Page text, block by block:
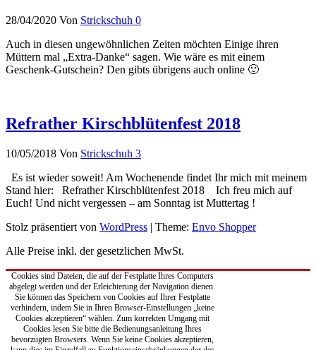
28/04/2020 Von Strickschuh 0
Auch in diesen ungewöhnlichen Zeiten möchten Einige ihren
Müttern mal „Extra-Danke“ sagen. Wie wäre es mit einem
Geschenk-Gutschein? Den gibts übrigens auch online 🙂
Refrather Kirschblütenfest 2018
10/05/2018 Von Strickschuh 3
Es ist wieder soweit! Am Wochenende findet Ihr mich mit meinem
Stand hier: Refrather Kirschblütenfest 2018 Ich freu mich auf
Euch! Und nicht vergessen – am Sonntag ist Muttertag !
Stolz präsentiert von WordPress | Theme: Envo Shopper
Alle Preise inkl. der gesetzlichen MwSt.
Cookies sind Dateien, die auf der Festplatte Ihres Computers
abgelegt werden und der Erleichterung der Navigation dienen.
Sie können das Speichern von Cookies auf Ihrer Festplatte
verhindern, indem Sie in Ihren Browser-Einstellungen „keine
Cookies akzeptieren“ wählen. Zum korrekten Umgang mit
Cookies lesen Sie bitte die Bedienungsanleitung Ihres
bevorzugten Browsers. Wenn Sie keine Cookies akzeptieren,